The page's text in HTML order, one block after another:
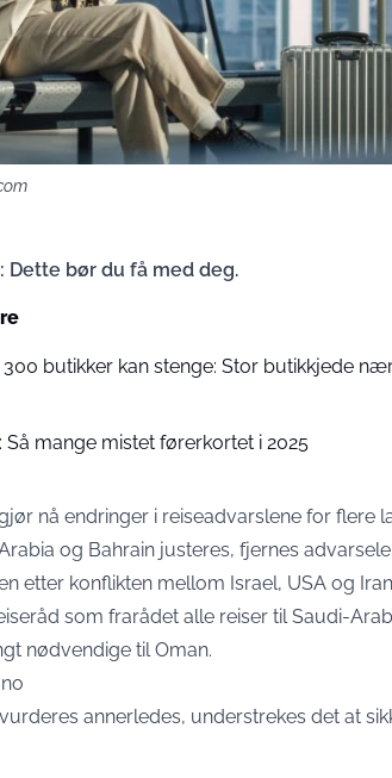
Dette bør du få med deg.
300 butikker kan stenge: Stor butikkjede
Så mange mistet førerkortet i 2025
nå endringer i reiseadvarslene for flere
og Bahrain justeres, fjernes
etter konflikten mellom Israel, USA og
som frarådet alle reiser til Saudi-
nødvendige til Oman.
annerledes, understrekes det at